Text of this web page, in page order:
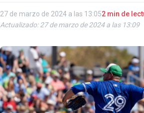
27 de marzo de 2024 a las 13:052 min de
Actualizado: 27 de marzo de 2024 a las 13:09